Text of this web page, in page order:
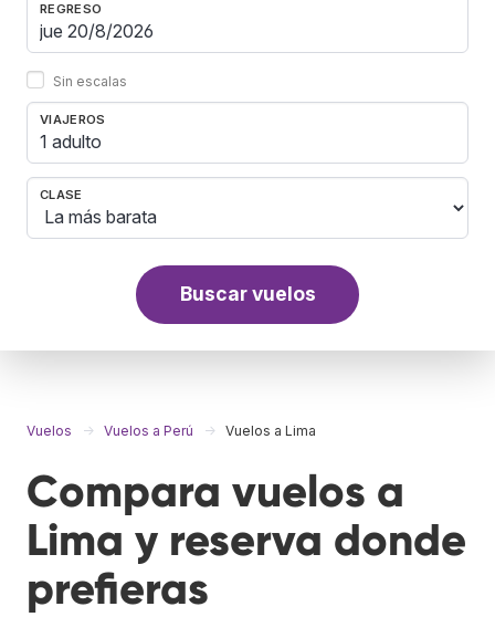
REGRESO
Sin escalas
VIAJEROS
1 adulto
CLASE
Buscar vuelos
Vuelos Vuelos a Perú Vuelos a Lima
Compara vuelos a
Lima y reserva donde
prefieras